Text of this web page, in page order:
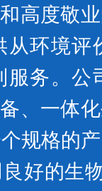
高度敬
从环境
务。公
、一体
规格的
好的生